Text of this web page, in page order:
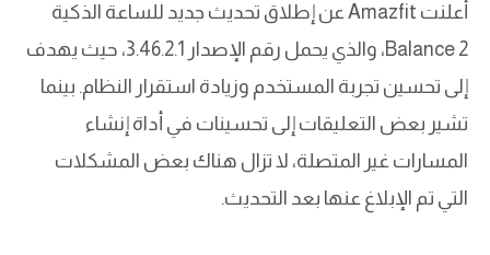
أعلنت Amazfit عن إطلاق تحديث جديد للساعة الذكية
Balance 2، والذي يحمل رقم الإصدار 3.46.2.1، حيث يهدف
إلى تحسين تجربة المستخدم وزيادة استقرار النظام. بينما
تشير بعض التعليقات إلى تحسينات في أداة إنشاء
المسارات غير المتصلة، لا تزال هناك بعض المشكلات
التي تم الإبلاغ عنها بعد التحديث.